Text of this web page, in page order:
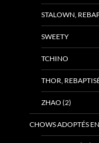
STALOWN,
SWEETY
TCHINO
THOR,
ZHAO (2)
CHOWS ADOPTÉS